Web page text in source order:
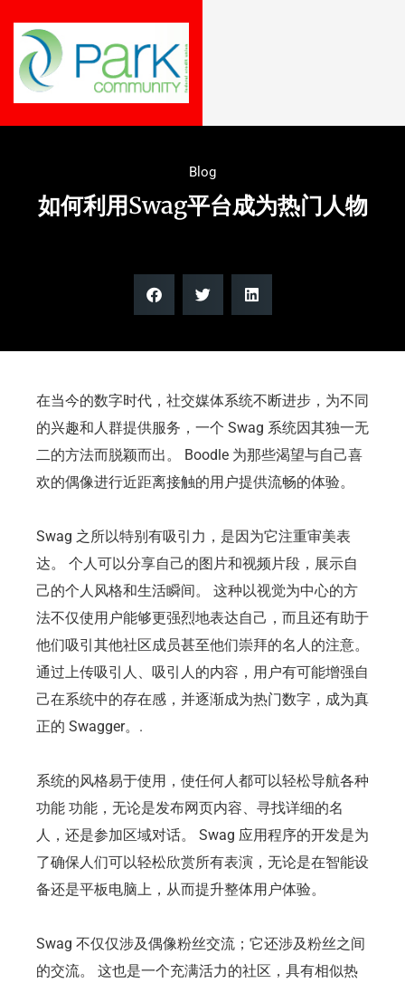
Blog
如何利用Swag平台成为热门人物
在当今的数字时代，社交媒体系统不断进步，为不同
的兴趣和人群提供服务，一个 Swag 系统因其独一无
二的方法而脱颖而出。 Boodle 为那些渴望与自己喜
欢的偶像进行近距离接触的用户提供流畅的体验。
Swag 之所以特别有吸引力，是因为它注重审美表
达。 个人可以分享自己的图片和视频片段，展示自
己的个人风格和生活瞬间。 这种以视觉为中心的方
法不仅使用户能够更强烈地表达自己，而且还有助于
他们吸引其他社区成员甚至他们崇拜的名人的注意。
通过上传吸引人、吸引人的内容，用户有可能增强自
己在系统中的存在感，并逐渐成为热门数字，成为真
正的 Swagger。.
系统的风格易于使用，使任何人都可以轻松导航各种
功能 功能，无论是发布网页内容、寻找详细的名
人，还是参加区域对话。 Swag 应用程序的开发是为
了确保人们可以轻松欣赏所有表演，无论是在智能设
备还是平板电脑上，从而提升整体用户体验。
Swag 不仅仅涉及偶像粉丝交流；它还涉及粉丝之间
的交流。 这也是一个充满活力的社区，具有相似热